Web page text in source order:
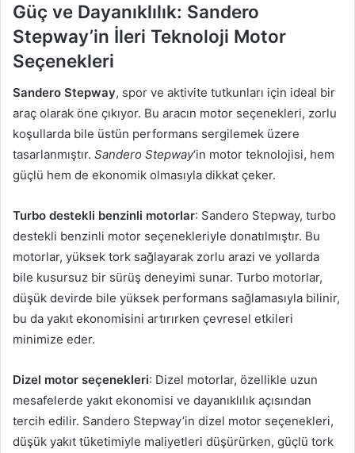
Güç ve Dayanıklılık: Sandero
Stepway’in İleri Teknoloji Motor
Seçenekleri
Sandero Stepway, spor ve aktivite tutkunları için ideal bir
araç olarak öne çıkıyor. Bu aracın motor seçenekleri, zorlu
koşullarda bile üstün performans sergilemek üzere
tasarlanmıştır. Sandero Stepway‘in motor teknolojisi, hem
güçlü hem de ekonomik olmasıyla dikkat çeker.
Turbo destekli benzinli motorlar: Sandero Stepway, turbo
destekli benzinli motor seçenekleriyle donatılmıştır. Bu
motorlar, yüksek tork sağlayarak zorlu arazi ve yollarda
bile kusursuz bir sürüş deneyimi sunar. Turbo motorlar,
düşük devirde bile yüksek performans sağlamasıyla bilinir,
bu da yakıt ekonomisini artırırken çevresel etkileri
minimize eder.
Dizel motor seçenekleri: Dizel motorlar, özellikle uzun
mesafelerde yakıt ekonomisi ve dayanıklılık açısından
tercih edilir. Sandero Stepway’in dizel motor seçenekleri,
düşük yakıt tüketimiyle maliyetleri düşürürken, güçlü tork